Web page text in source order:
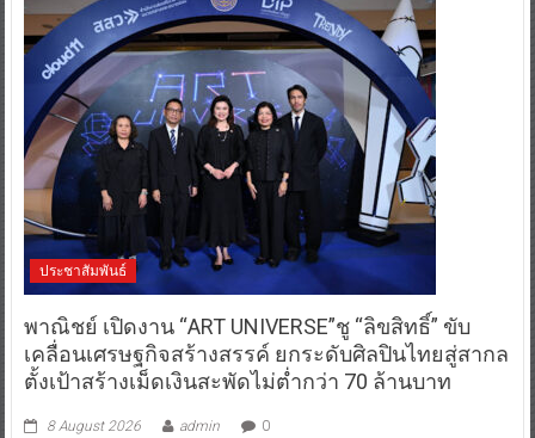
ประชาสัมพันธ์
พาณิชย์ เปิดงาน “ART UNIVERSE”ชู “ลิขสิทธิ์” ขับ
เคลื่อนเศรษฐกิจสร้างสรรค์ ยกระดับศิลปินไทยสู่สากล
ตั้งเป้าสร้างเม็ดเงินสะพัดไม่ต่ำกว่า 70 ล้านบาท
8 August 2026 admin 0